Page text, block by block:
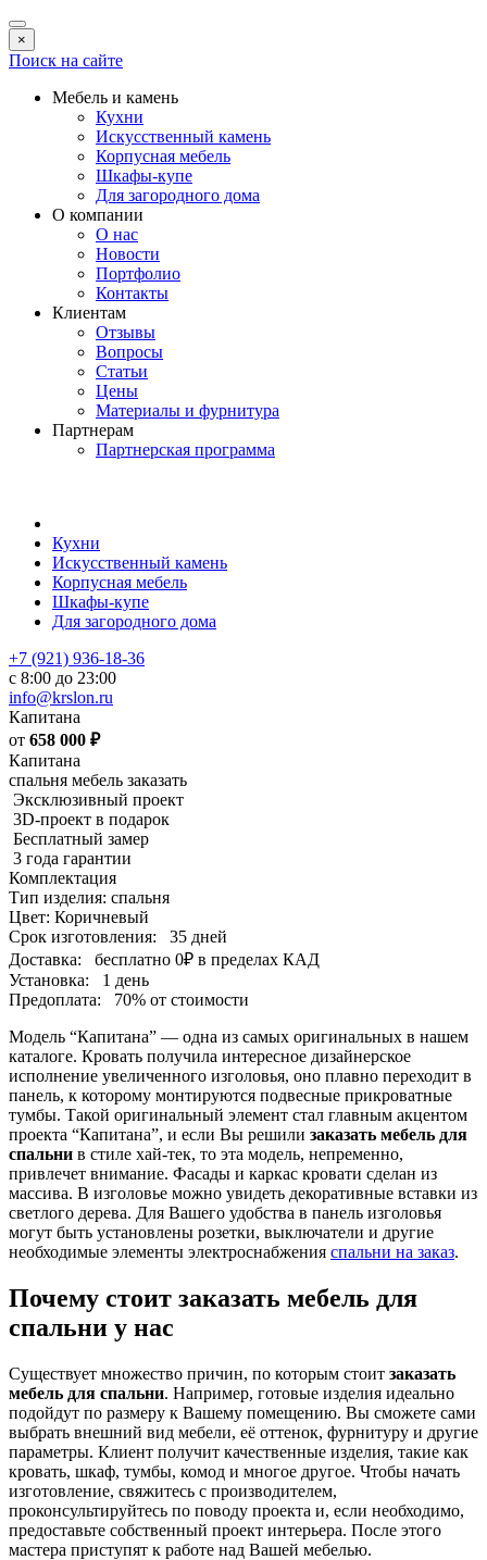
×
Поиск на сайте
Мебель и камень
Кухни
Искусственный камень
Корпусная мебель
Шкафы-купе
Для загородного дома
О компании
О нас
Новости
Портфолио
Контакты
Клиентам
Отзывы
Вопросы
Статьи
Цены
Материалы и фурнитура
Партнерам
Партнерская программа
Кухни
Искусственный камень
Корпусная мебель
Шкафы-купе
Для загородного дома
+7 (921) 936-18-36
с 8:00 до 23:00
info@krslon.ru
Капитана
от 658 000 ₽
Капитана
спальня мебель заказать
Эксклюзивный проект
3D-проект в подарок
Бесплатный замер
3 года гарантии
Комплектация
Тип изделия: спальня
Цвет: Коричневый
Срок изготовления:
35 дней
Доставка:
бесплатно 0₽ в пределах КАД
Установка:
1 день
Предоплата:
70% от стоимости
Модель “Капитана” — одна из самых оригинальных в нашем
каталоге. Кровать получила интересное дизайнерское
исполнение увеличенного изголовья, оно плавно переходит в
панель, к которому монтируются подвесные прикроватные
тумбы. Такой оригинальный элемент стал главным акцентом
проекта “Капитана”, и если Вы решили заказать мебель для
спальни в стиле хай-тек, то эта модель, непременно,
привлечет внимание. Фасады и каркас кровати сделан из
массива. В изголовье можно увидеть декоративные вставки из
светлого дерева. Для Вашего удобства в панель изголовья
могут быть установлены розетки, выключатели и другие
необходимые элементы электроснабжения спальни на заказ.
Почему стоит заказать мебель для
спальни у нас
Существует множество причин, по которым стоит заказать
мебель для спальни. Например, готовые изделия идеально
подойдут по размеру к Вашему помещению. Вы сможете сами
выбрать внешний вид мебели, её оттенок, фурнитуру и другие
параметры. Клиент получит качественные изделия, такие как
кровать, шкаф, тумбы, комод и многое другое. Чтобы начать
изготовление, свяжитесь с производителем,
проконсультируйтесь по поводу проекта и, если необходимо,
предоставьте собственный проект интерьера. После этого
мастера приступят к работе над Вашей мебелью.